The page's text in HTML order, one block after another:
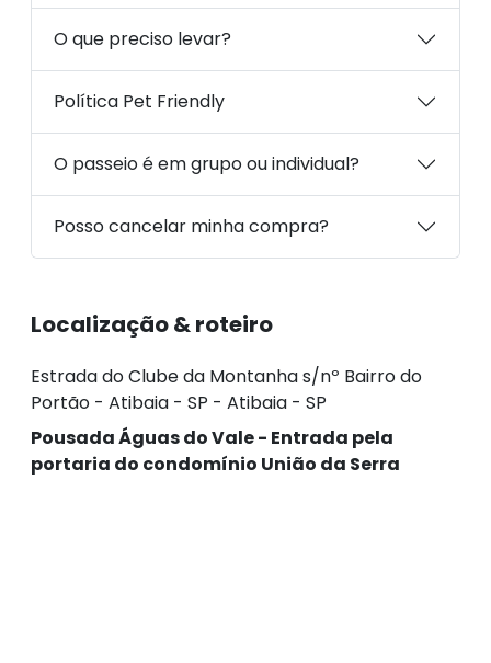
O que preciso levar?
Política Pet Friendly
O passeio é em grupo ou individual?
Posso cancelar minha compra?
Localização & roteiro
Estrada do Clube da Montanha s/nº Bairro do
Portão - Atibaia - SP - Atibaia - SP
Pousada Águas do Vale - Entrada pela
portaria do condomínio União da Serra